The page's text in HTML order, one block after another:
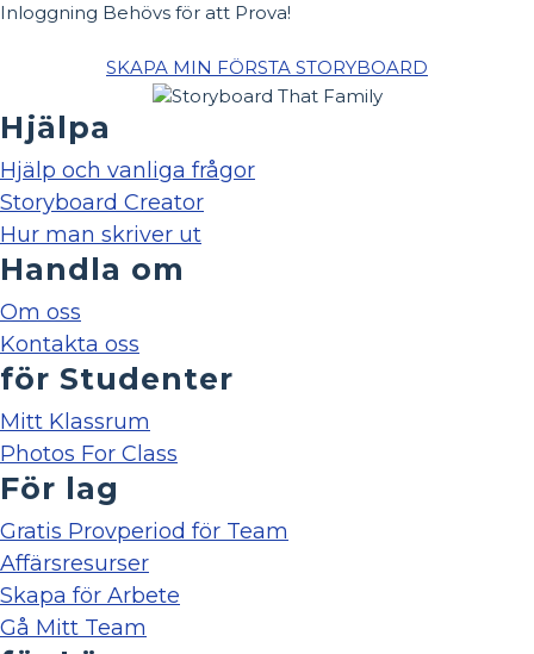
Inloggning Behövs för att Prova!
SKAPA MIN FÖRSTA STORYBOARD
Hjälpa
Hjälp och vanliga frågor
Storyboard Creator
Hur man skriver ut
Handla om
Om oss
Kontakta oss
för Studenter
Mitt Klassrum
Photos For Class
För lag
Gratis Provperiod för Team
Affärsresurser
Skapa för Arbete
Gå Mitt Team